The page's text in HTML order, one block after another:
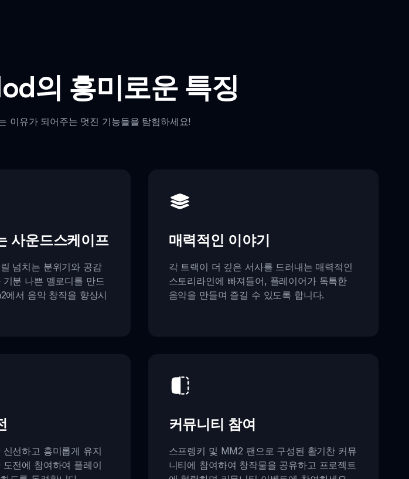
의 흥미로운 특징
이유가 되어주는 멋진 기능들을 탐험하세요!
사운드스케이프
넘치는 분위기와 공감
분 나쁜 멜로디를 만드
에서 음악 창작을 향상시
매력적인 이야기
각 트랙이 더 깊은 서사를 드러내는 매력적인
스토리라인에 빠져들어, 플레이어가 독특한
음악을 만들며 즐길 수 있도록 합니다.
선하고 흥미롭게 유지
전에 참여하여 플레이
커뮤니티 참여
스프렝키 및 MM2 팬으로 구성된 활기찬 커뮤
니티에 참여하여 창작물을 공유하고 프로젝트